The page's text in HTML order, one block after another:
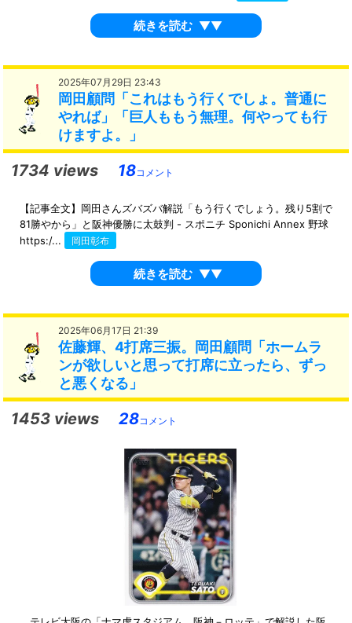
続きを読む ▼▼
2025年07月29日 23:43
岡田顧問「これはもう行くでしょ。普通に
やれば」「巨人ももう無理。何やっても行
けますよ。」
1734 views 18コメント
【記事全文】岡田さんズバズバ解説「もう行くでしょう。残り5割で
81勝やから」と阪神優勝に太鼓判 - スポニチ Sponichi Annex 野球
https:/...
岡田彰布
続きを読む ▼▼
2025年06月17日 21:39
佐藤輝、4打席三振。岡田顧問「ホームラ
ンが欲しいと思って打席に立ったら、ずっ
と悪くなる」
1453 views 28コメント